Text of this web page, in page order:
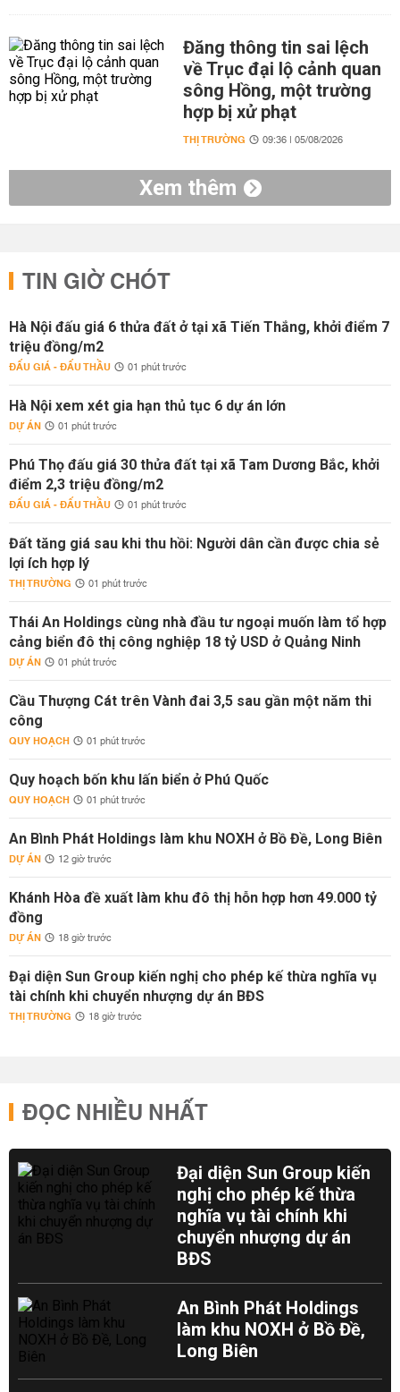
Đăng thông tin sai lệch
về Trục đại lộ cảnh quan
sông Hồng, một trường
hợp bị xử phạt
THỊ TRƯỜNG 09:36 | 05/08/2026
Xem thêm
TIN GIỜ CHÓT
Hà Nội đấu giá 6 thửa đất ở tại xã Tiến Thắng, khởi điểm 7
triệu đồng/m2
ĐẤU GIÁ - ĐẤU THẦU 01 phút trước
Hà Nội xem xét gia hạn thủ tục 6 dự án lớn
DỰ ÁN 01 phút trước
Phú Thọ đấu giá 30 thửa đất tại xã Tam Dương Bắc, khởi
điểm 2,3 triệu đồng/m2
ĐẤU GIÁ - ĐẤU THẦU 01 phút trước
Đất tăng giá sau khi thu hồi: Người dân cần được chia sẻ
lợi ích hợp lý
THỊ TRƯỜNG 01 phút trước
Thái An Holdings cùng nhà đầu tư ngoại muốn làm tổ hợp
cảng biển đô thị công nghiệp 18 tỷ USD ở Quảng Ninh
DỰ ÁN 01 phút trước
Cầu Thượng Cát trên Vành đai 3,5 sau gần một năm thi
công
QUY HOẠCH 01 phút trước
Quy hoạch bốn khu lấn biển ở Phú Quốc
QUY HOẠCH 01 phút trước
An Bình Phát Holdings làm khu NOXH ở Bồ Đề, Long Biên
DỰ ÁN 12 giờ trước
Khánh Hòa đề xuất làm khu đô thị hỗn hợp hơn 49.000 tỷ
đồng
DỰ ÁN 18 giờ trước
Đại diện Sun Group kiến nghị cho phép kế thừa nghĩa vụ
tài chính khi chuyển nhượng dự án BĐS
THỊ TRƯỜNG 18 giờ trước
ĐỌC NHIỀU NHẤT
Đại diện Sun Group kiến
nghị cho phép kế thừa
nghĩa vụ tài chính khi
chuyển nhượng dự án
BĐS
An Bình Phát Holdings
làm khu NOXH ở Bồ Đề,
Long Biên